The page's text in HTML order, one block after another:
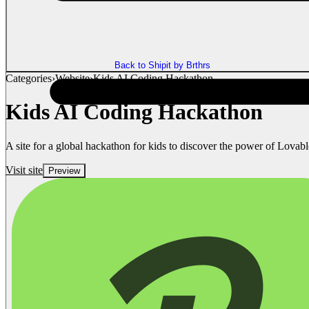
Back to Shipit by Brthrs
Categories›Website›Kids AI Coding Hackathon
Kids AI Coding Hackathon
A site for a global hackathon for kids to discover the power of
Visit site Preview